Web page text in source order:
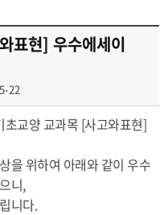
학과사진첩
동아리
표현] 우수에세이
22
교양 교과목 [사고와표현]
을 위하여 아래와 같이 우수
니,
니다.